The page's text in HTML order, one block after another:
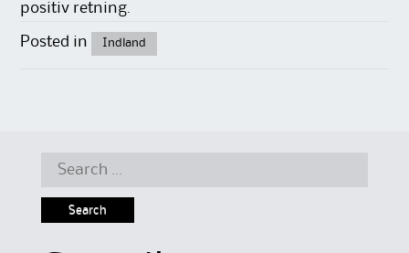
positiv retning.
Posted in Indland
Search